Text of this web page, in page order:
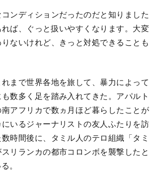
コンディションだったのだと知りました
ば、ぐっと扱いやすくなります。大変
ないけれど、きっと対処できることも
まで世界各地を旅して、暴力によって
数多く足を踏み入れてきた。アパルト
アフリカで数ヵ月ほど暮らしたことが
いるジャーナリストの友人ふたりを訪
時間後に、タミル人のテロ組織「タミ
リランカの都市コロンボを襲撃したと
。